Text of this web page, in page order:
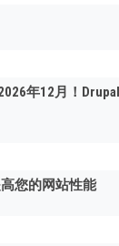
年12月！
您的网站性能